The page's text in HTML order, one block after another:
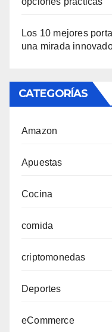
Los 10 mejores
una mirada
CATEGORÍAS
Amazon
Apuestas
Cocina
comida
criptomonedas
Deportes
eCommerce